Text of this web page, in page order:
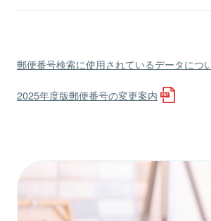
郵便番号検索に使用されているデータにつ
2025年度版郵便番号の変更案内